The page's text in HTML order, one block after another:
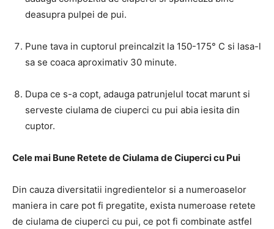
deasupra pulpei de pui.
Pune tava in cuptorul preincalzit la 150-175° C si lasa-l
sa se coaca aproximativ 30 minute.
Dupa ce s-a copt, adauga patrunjelul tocat marunt si
serveste ciulama de ciuperci cu pui abia iesita din
cuptor.
Cele mai Bune Retete de Ciulama de Ciuperci cu Pui
Din cauza diversitatii ingredientelor si a numeroaselor
maniera in care pot fi pregatite, exista numeroase retete
de ciulama de ciuperci cu pui, ce pot fi combinate astfel